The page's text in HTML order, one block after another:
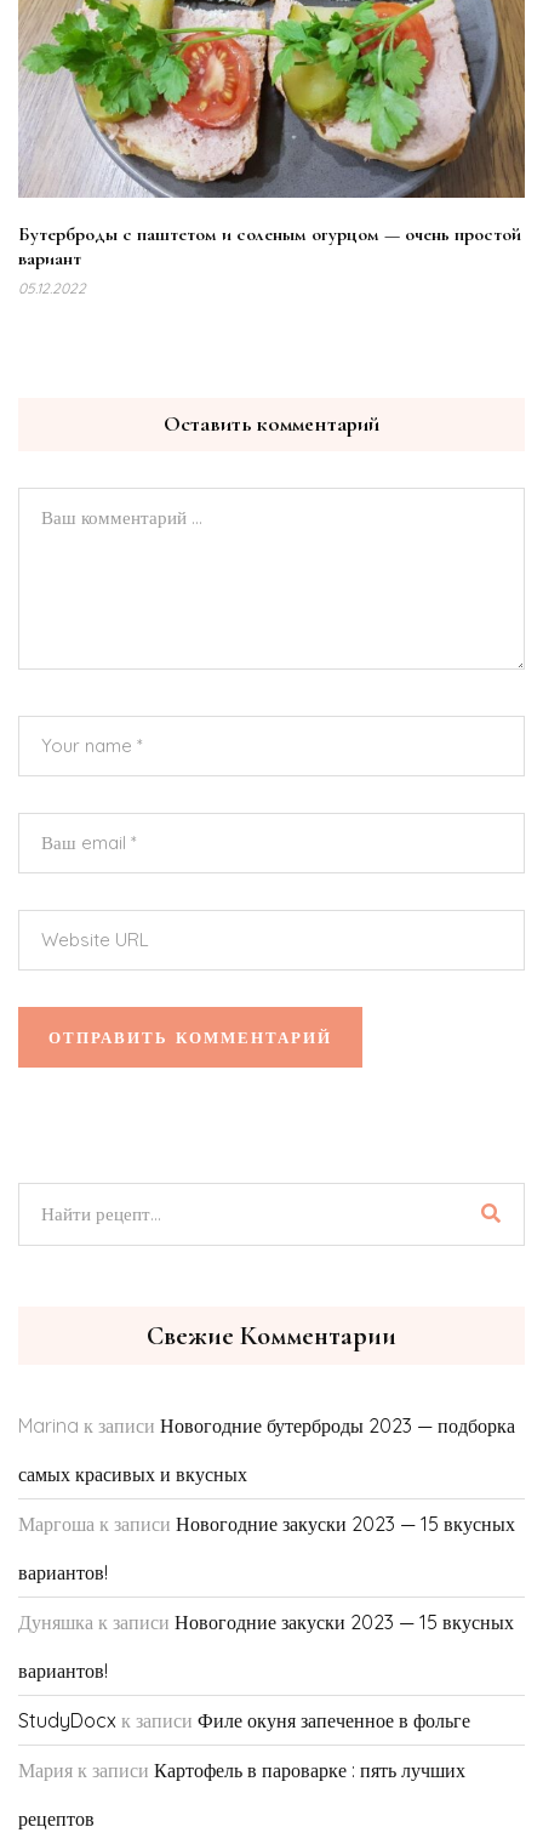
Бутерброды с паштетом и соленым огурцом — очень простой
вариант
05.12.2022
Оставить комментарий
Свежие Комментарии
Marina к записи Новогодние бутерброды 2023 — подборка
самых красивых и вкусных
Маргоша к записи Новогодние закуски 2023 — 15 вкусных
вариантов!
Дуняшка к записи Новогодние закуски 2023 — 15 вкусных
вариантов!
StudyDocx к записи Филе окуня запеченное в фольге
Мария к записи Картофель в пароварке : пять лучших
рецептов